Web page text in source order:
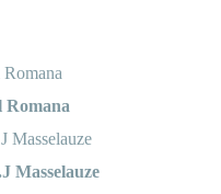
Romana
Masselauze